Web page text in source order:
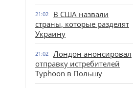
21:02
В США назвали
страны, которые разделят
Украину
21:02
Лондон анонсировал
отправку истребителей
Typhoon в Польшу